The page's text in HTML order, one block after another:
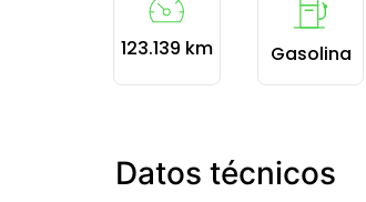
123.139 km Gasolina
Datos técnicos